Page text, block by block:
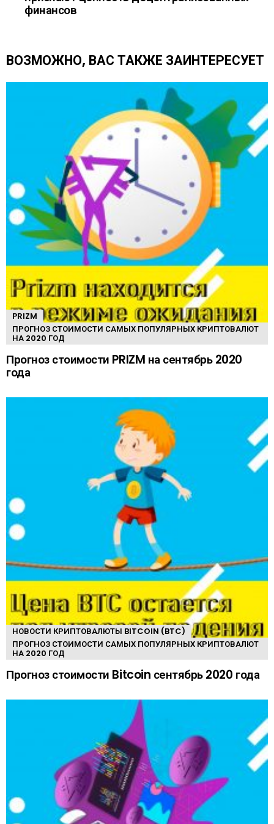
щ
финансов
ВОЗМОЖНО, ВАС ТАКЖЕ ЗАИНТЕРЕСУЕТ
PRIZM
ПРОГНОЗ СТОИМОСТИ САМЫХ ПОПУЛЯРНЫХ КРИПТОВАЛЮТ
НА 2020 ГОД
Прогноз стоимости PRIZM на сентябрь 2020
года
НОВОСТИ КРИПТОВАЛЮТЫ BITCOIN (BTC)
ПРОГНОЗ СТОИМОСТИ САМЫХ ПОПУЛЯРНЫХ КРИПТОВАЛЮТ
НА 2020 ГОД
Прогноз стоимости Bitcoin сентябрь 2020 года